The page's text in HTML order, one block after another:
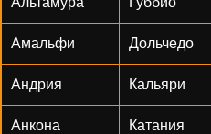
Амальфи Дольчедо
Андрия Кальяри
Анкона Катания